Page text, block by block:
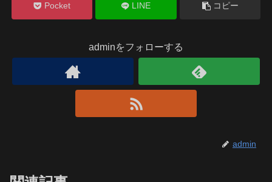
Pocket LINE コピー
adminをフォローする
admin